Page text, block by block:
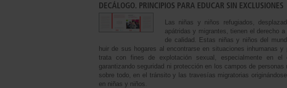
DECÁLOGO. PRINCIPIOS PARA EDUCAR SIN EXCLUSIONES
Las niñas y niños refugiados,
apátridas y migrantes, tienen el derecho
de calidad. Estas niñas y niños del
huir de sus hogares al encontrarse en situaciones inhumanas
trata con fines de explotación sexual, especialmente en
garantizando seguridad ni protección en los campos de
sobre todo, en el tránsito y las travesías migratorias
en niñas y niños.